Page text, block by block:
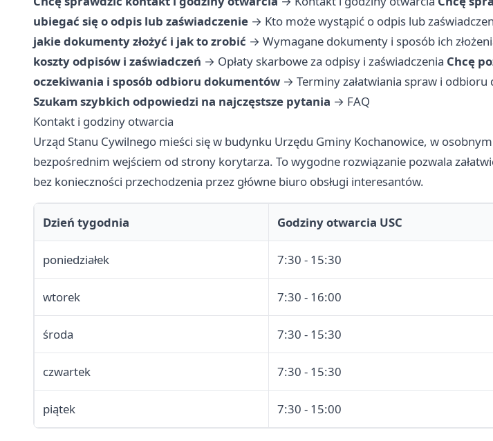
ubiegać się o odpis lub zaświadczenie → Kto może wystąpić o odpis lub
jakie dokumenty złożyć i jak to zrobić → Wymagane dokumenty i sposób ich
koszty odpisów i zaświadczeń → Opłaty skarbowe za odpisy i zaświadczenia Chcę
oczekiwania i sposób odbioru dokumentów → Terminy załatwiania spraw i
Szukam szybkich odpowiedzi na najczęstsze pytania → FAQ
Kontakt i godziny otwarcia
Urząd Stanu Cywilnego mieści się w budynku Urzędu Gminy Kochanowice, w
bezpośrednim wejściem od strony korytarza. To wygodne rozwiązanie pozwala
bez konieczności przechodzenia przez główne biuro obsługi interesantów.
Dzień tygodnia Godziny otwarcia USC
poniedziałek 7:30 - 15:30
wtorek 7:30 - 16:00
środa 7:30 - 15:30
czwartek 7:30 - 15:30
piątek 7:30 - 15:00